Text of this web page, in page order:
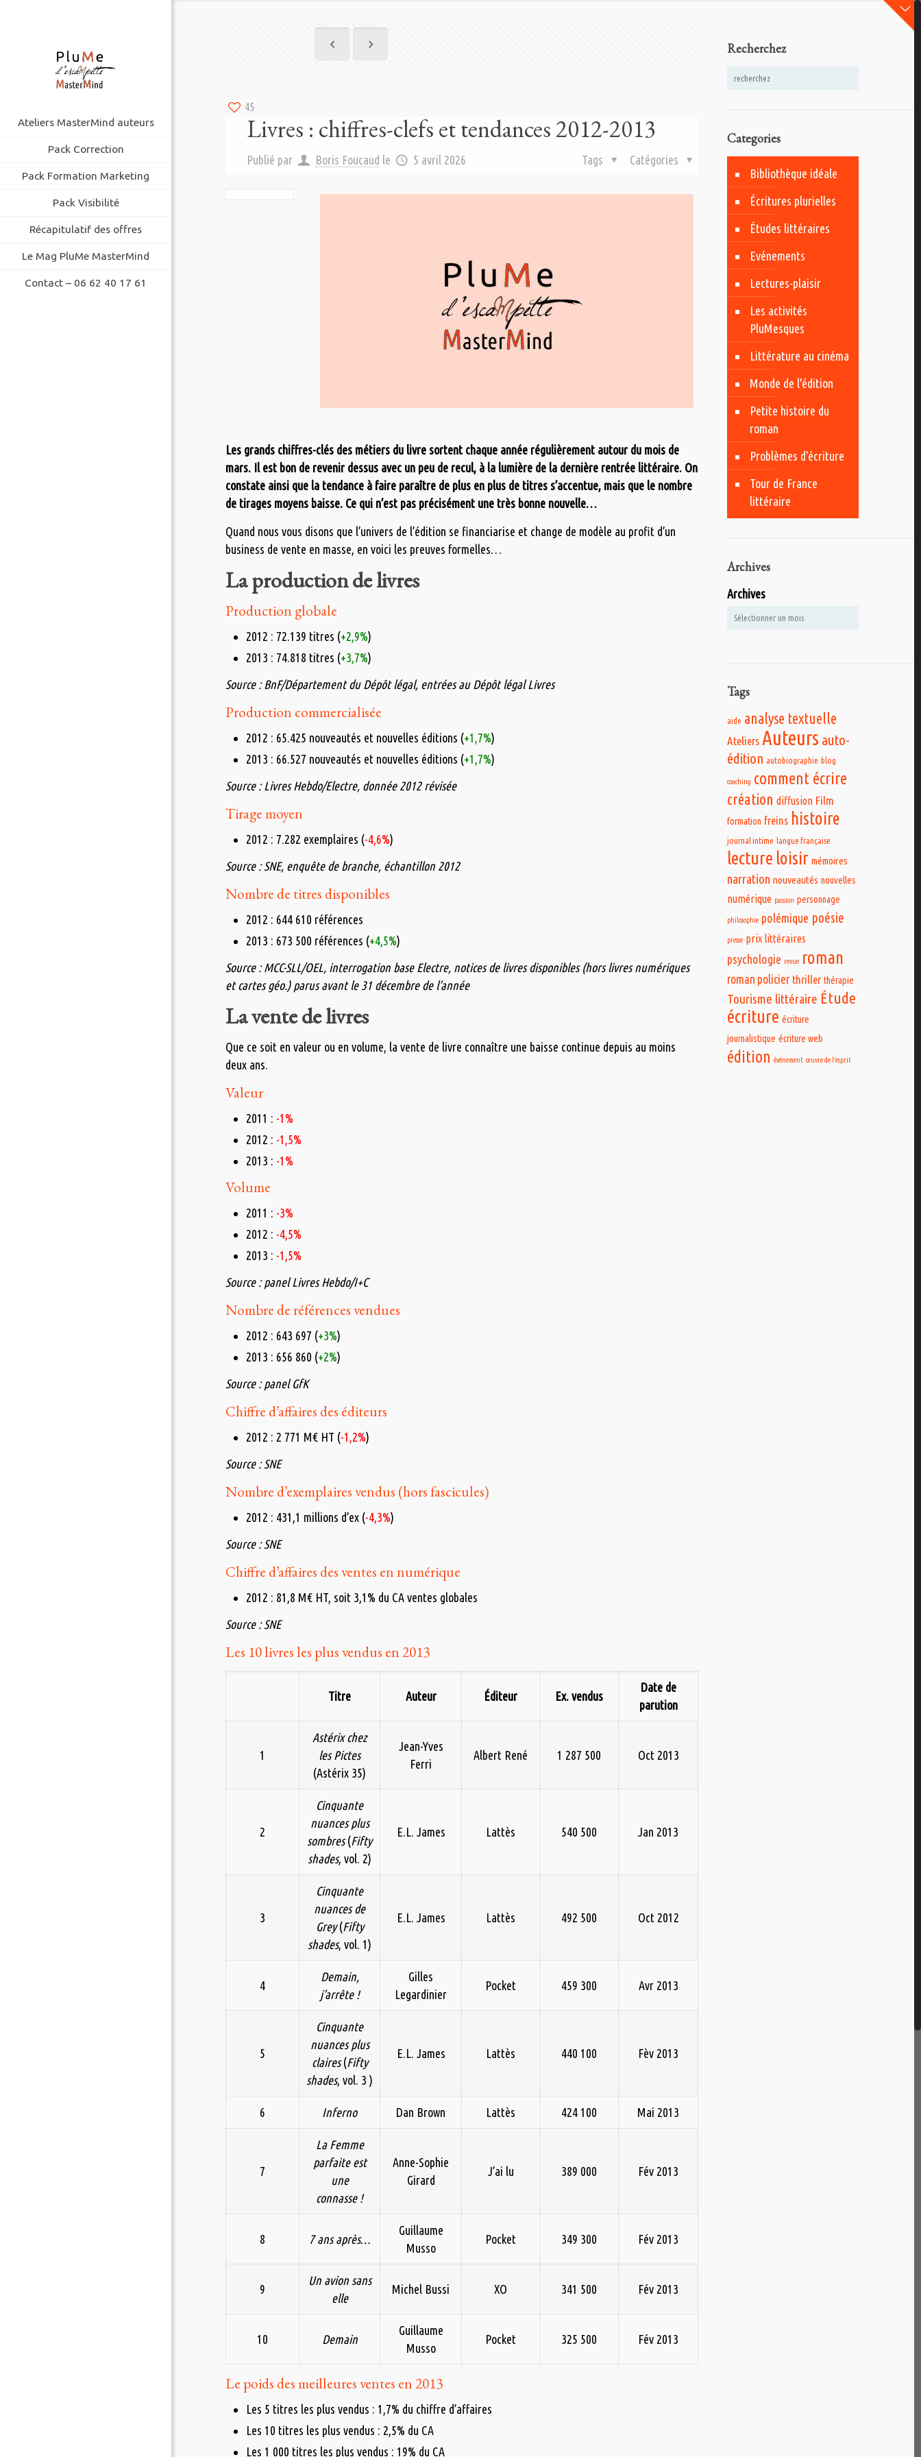
Ateliers MasterMind auteurs
Pack Correction
Pack Formation Marketing
Pack Visibilité
Récapitulatif des offres
Le Mag PluMe MasterMind
Contact – 06 62 40 17 61
45
Livres : chiffres-clefs et tendances 2012-2013
Publié par Boris Foucaud le 5 avril 2026 Catégories
Tags
Les grands chiffres-clés des métiers du livre sortent chaque année régulièrement autour du mois de
mars. Il est bon de revenir dessus avec un peu de recul, à la lumière de la dernière rentrée littéraire. On
constate ainsi que la tendance à faire paraître de plus en plus de titres s’accentue, mais que le nombre
de tirages moyens baisse. Ce qui n’est pas précisément une très bonne nouvelle…
Quand nous vous disons que l’univers de l’édition se financiarise et change de modèle au profit d’un
business de vente en masse, en voici les preuves formelles…
La production de livres
Production globale
2012 : 72.139 titres (+2,9%)
2013 : 74.818 titres (+3,7%)
Source : BnF/Département du Dépôt légal, entrées au Dépôt légal Livres
Production commercialisée
2012 : 65.425 nouveautés et nouvelles éditions (+1,7%)
2013 : 66.527 nouveautés et nouvelles éditions (+1,7%)
Source : Livres Hebdo/Electre, donnée 2012 révisée
Tirage moyen
2012 : 7.282 exemplaires (-4,6%)
Source : SNE, enquête de branche, échantillon 2012
Nombre de titres disponibles
2012 : 644 610 références
2013 : 673 500 références (+4,5%)
Source : MCC-SLL/OEL, interrogation base Electre, notices de livres disponibles (hors livres numériques
et cartes géo.) parus avant le 31 décembre de l’année
La vente de livres
Que ce soit en valeur ou en volume, la vente de livre connaître une baisse continue depuis au moins
deux ans.
Valeur
2011 : -1%
2012 : -1,5%
2013 : -1%
Volume
2011 : -3%
2012 : -4,5%
2013 : -1,5%
Source : panel Livres Hebdo/I+C
Nombre de références vendues
2012 : 643 697 (+3%)
2013 : 656 860 (+2%)
Source : panel GfK
Chiffre d’affaires des éditeurs
2012 : 2 771 M€ HT (-1,2%)
Source : SNE
Nombre d’exemplaires vendus (hors fascicules)
2012 : 431,1 millions d’ex (-4,3%)
Source : SNE
Chiffre d’affaires des ventes en numérique
2012 : 81,8 M€ HT, soit 3,1% du CA ventes globales
Source : SNE
Les 10 livres les plus vendus en 2013
Titre Auteur Éditeur Ex. vendus
Date de
parution
1
Astérix chez
les Pictes
(Astérix 35)
Jean-Yves
Ferri
Albert René 1 287 500 Oct 2013
2
Cinquante
nuances plus
sombres(Fifty
shades, vol. 2)
E.L. James Lattès 540 500 Jan 2013
3
Cinquante
nuances de
Grey(Fifty
shades, vol. 1)
E.L. James Lattès 492 500 Oct 2012
4
Demain,
j’arrête !
Gilles
Legardinier
Pocket 459 300 Avr 2013
5
Cinquante
nuances plus
claires(Fifty
shades, vol. 3 )
E.L. James Lattès 440 100 Fèv 2013
6 Inferno Dan Brown Lattès 424 100 Mai 2013
7
La Femme
parfaite est
une
connasse !
Anne-Sophie
Girard
J’ai lu 389 000 Fév 2013
8 7 ans après…
Guillaume
Musso
Pocket 349 300 Fév 2013
9
Un avion sans
elle
Michel Bussi XO 341 500 Fév 2013
10 Demain
Guillaume
Musso
Pocket 325 500 Fév 2013
Le poids des meilleures ventes en 2013
Les 5 titres les plus vendus : 1,7% du chiffre d’affaires
Les 10 titres les plus vendus : 2,5% du CA
Les 1 000 titres les plus vendus : 19% du CA
Recherchez
Categories
Bibliothèque idéale
Écritures plurielles
Études littéraires
Evénements
Lectures-plaisir
Les activités
PluMesques
Littérature au cinéma
Monde de l'édition
Petite histoire du
roman
Problèmes d'écriture
Tour de France
littéraire
Archives
Archives
Tags
aide analyse textuelle
Ateliers Auteurs auto-
édition autobiographie blog
coaching comment écrire
création diffusion Film
formation freins histoire
journal intime langue française
lecture loisir mémoires
narration nouveautés nouvelles
numérique passion personnage
philosophie polémique poésie
presse prix littéraires
psychologie revue roman
roman policier thriller thérapie
Tourisme littéraire Étude
écriture écriture
journalistique écriture web
édition événement œuvre de l’esprit